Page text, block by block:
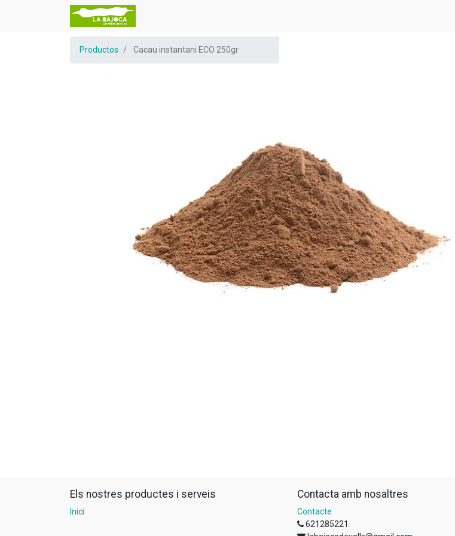
Productos Cacau instantani ECO 250gr
Els nostres productes i serveis
Inici
Contacta amb nosaltres
Contacte
621285221